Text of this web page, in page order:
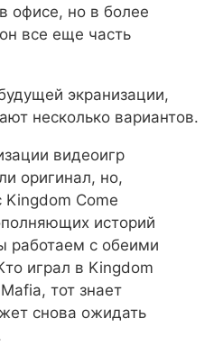
офисе, но в более
все еще часть
экранизации,
несколько вариантов.
видеоигр
оригинал, но,
Come
историй
работаем с обеими
играл в Kingdom
тот знает
снова ожидать